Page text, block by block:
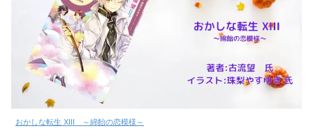
おかしな転生 XIII ～綿飴の恋模様～